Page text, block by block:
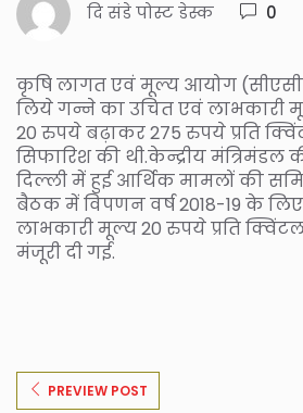
दि संडे पोस्ट डेस्क 0
कृषि लागत एवं मूल्य आयोग
लिये गन्ने का उचित एवं लाभकारी
20 रुपये बढ़ाकर 275 रुपये प्रति
सिफारिश की थी.केन्द्रीय मंत्रिमंडल
दिल्ली में हुई आर्थिक मामलों की
बैठक में विपणन वर्ष 2018-19 के
लाभकारी मूल्य 20 रुपये प्रति
मंजूरी दी गई.
PREVIEW POST